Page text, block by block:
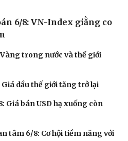
chính: Nâng tầm không gian